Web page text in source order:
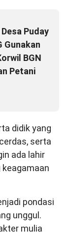
Puday
Gunakan
BGN
Petani
didik yang
serta
ada lahir
pondasi
unggul.
mulia